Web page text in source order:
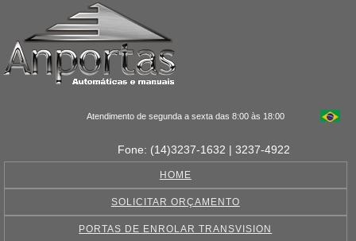
Atendimento de segunda a sexta das 8:00 às 18:00
Fone: (14)3237-1632 | 3237-4922
HOME
SOLICITAR ORÇAMENTO
PORTAS DE ENROLAR TRANSVISION